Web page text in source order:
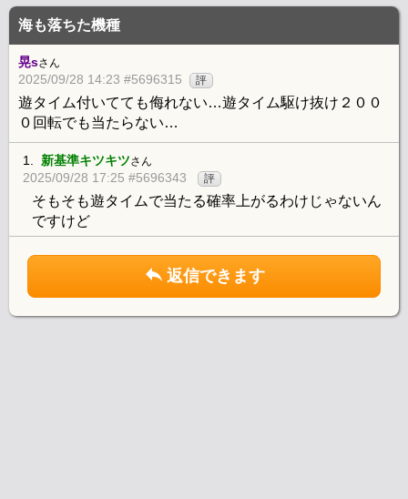
海も落ちた機種
晃sさん
2025/09/28 14:23 #5696315 評
遊タイム付いてても侮れない…遊タイム駆け抜け２００
０回転でも当たらない…
1. 新基準キツキツさん
2025/09/28 17:25 #5696343 評
そもそも遊タイムで当たる確率上がるわけじゃないん
ですけど
返信できます